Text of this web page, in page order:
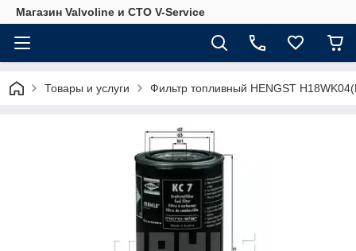
Магазин Valvoline и СТО V-Service
Товары и услуги Фильтр топливный HENGST